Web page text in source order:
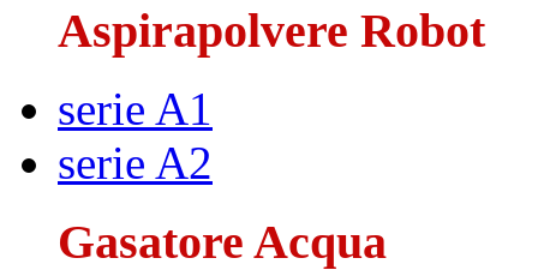
Aspirapolvere Robot
serie A1
serie A2
Gasatore Acqua